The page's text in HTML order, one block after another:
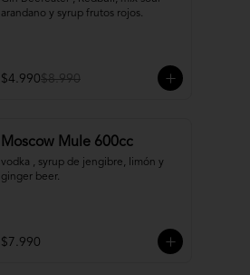
arandano y syrup frutos rojos.
$4.990$8.990
Moscow Mule 600cc
vodka , syrup de jengibre, limón y
ginger beer.
$7.990